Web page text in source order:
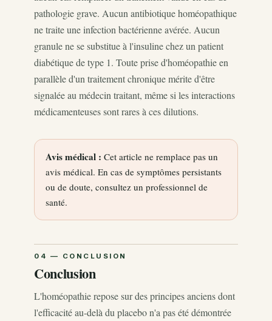
pathologie grave. Aucun antibiotique homéopathique
ne traite une infection bactérienne avérée. Aucun
granule ne se substitue à l'insuline chez un patient
diabétique de type 1. Toute prise d'homéopathie en
parallèle d'un traitement chronique mérite d'être
signalée au médecin traitant, même si les interactions
médicamenteuses sont rares à ces dilutions.
Avis médical : Cet article ne remplace pas un
avis médical. En cas de symptômes persistants
ou de doute, consultez un professionnel de
santé.
Conclusion
L'homéopathie repose sur des principes anciens dont
l'efficacité au-delà du placebo n'a pas été démontrée